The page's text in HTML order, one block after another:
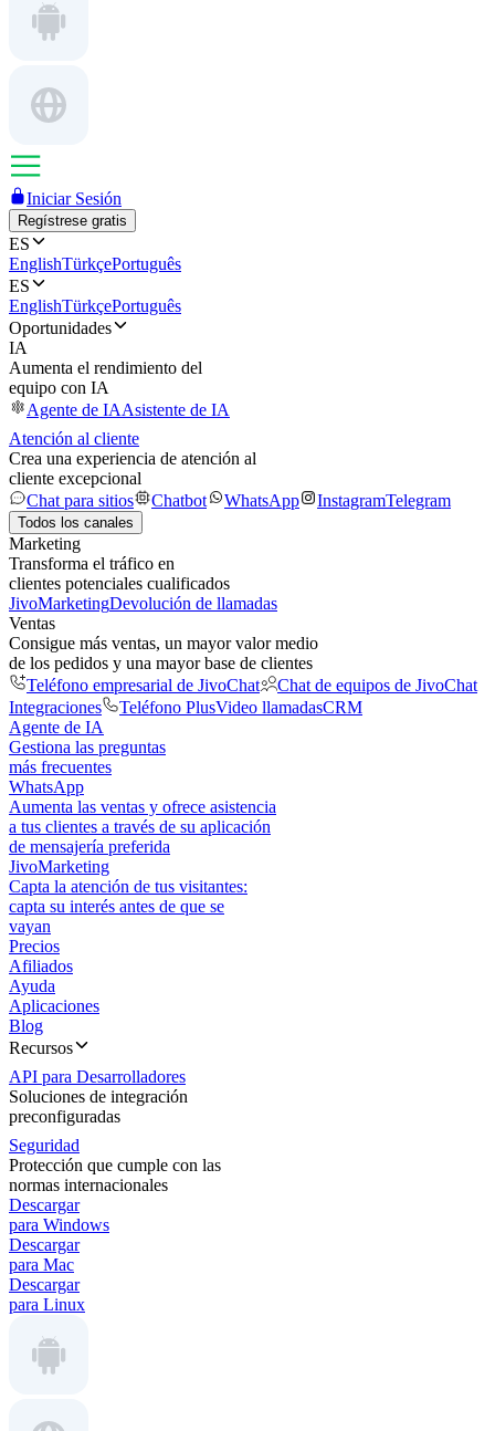
Iniciar Sesión
Regístrese gratis
ES
EnglishTürkçePortuguês
ES
EnglishTürkçePortuguês
Oportunidades
IA
Aumenta el rendimiento del
equipo con IA
Agente de IAAsistente de IA
Atención al cliente
Crea una experiencia de atención al
cliente excepcional
Chat para sitios
Chatbot WhatsApp InstagramTelegram
Todos los canales
Marketing
Transforma el tráfico en
clientes potenciales cualificados
JivoMarketingDevolución de llamadas
Ventas
Consigue más ventas, un mayor valor medio
de los pedidos y una mayor base de clientes
Teléfono empresarial de JivoChat
Chat de equipos de JivoChat
Integraciones
Teléfono PlusVideo llamadasCRM
Agente de IA
Gestiona las preguntas
más frecuentes
WhatsApp
Aumenta las ventas y ofrece asistencia
a tus clientes a través de su aplicación
de mensajería preferida
JivoMarketing
Capta la atención de tus visitantes:
capta su interés antes de que se
vayan
Precios
Afiliados
Ayuda
Aplicaciones
Blog
Recursos
API para Desarrolladores
Soluciones de integración
preconfiguradas
Seguridad
Protección que cumple con las
normas internacionales
Descargar
para Windows
Descargar
para Mac
Descargar
para Linux